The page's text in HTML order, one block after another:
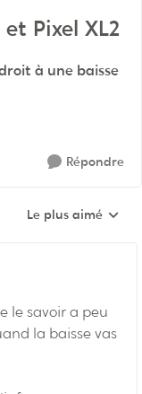
Pixel XL2
à une baisse
Répondre
Réponses triées
Le plus aimé
le savoir a peu
la baisse vas